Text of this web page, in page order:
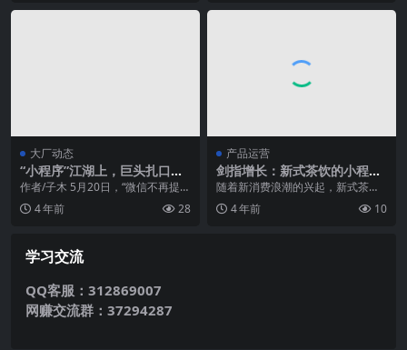
大厂动态
“小程序”江湖上，巨头扎口的
“套路秘籍”
作者/子木 5月20日，“微信不再提供
小程序打开APP技术服务”一石激起
千层浪，...
4 年前 28
产品运营
剑指增长：新式茶饮的小程序
之争
随着新消费浪潮的兴起，新式茶饮
的风越吹越大。本篇文章以新式茶
饮品牌的小程序布局为...
4 年前 10
学习交流
QQ客服：312869007
网赚交流群：37294287